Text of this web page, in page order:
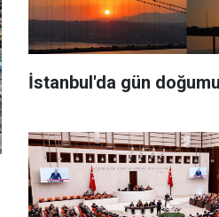
İstanbul'da gün doğumu